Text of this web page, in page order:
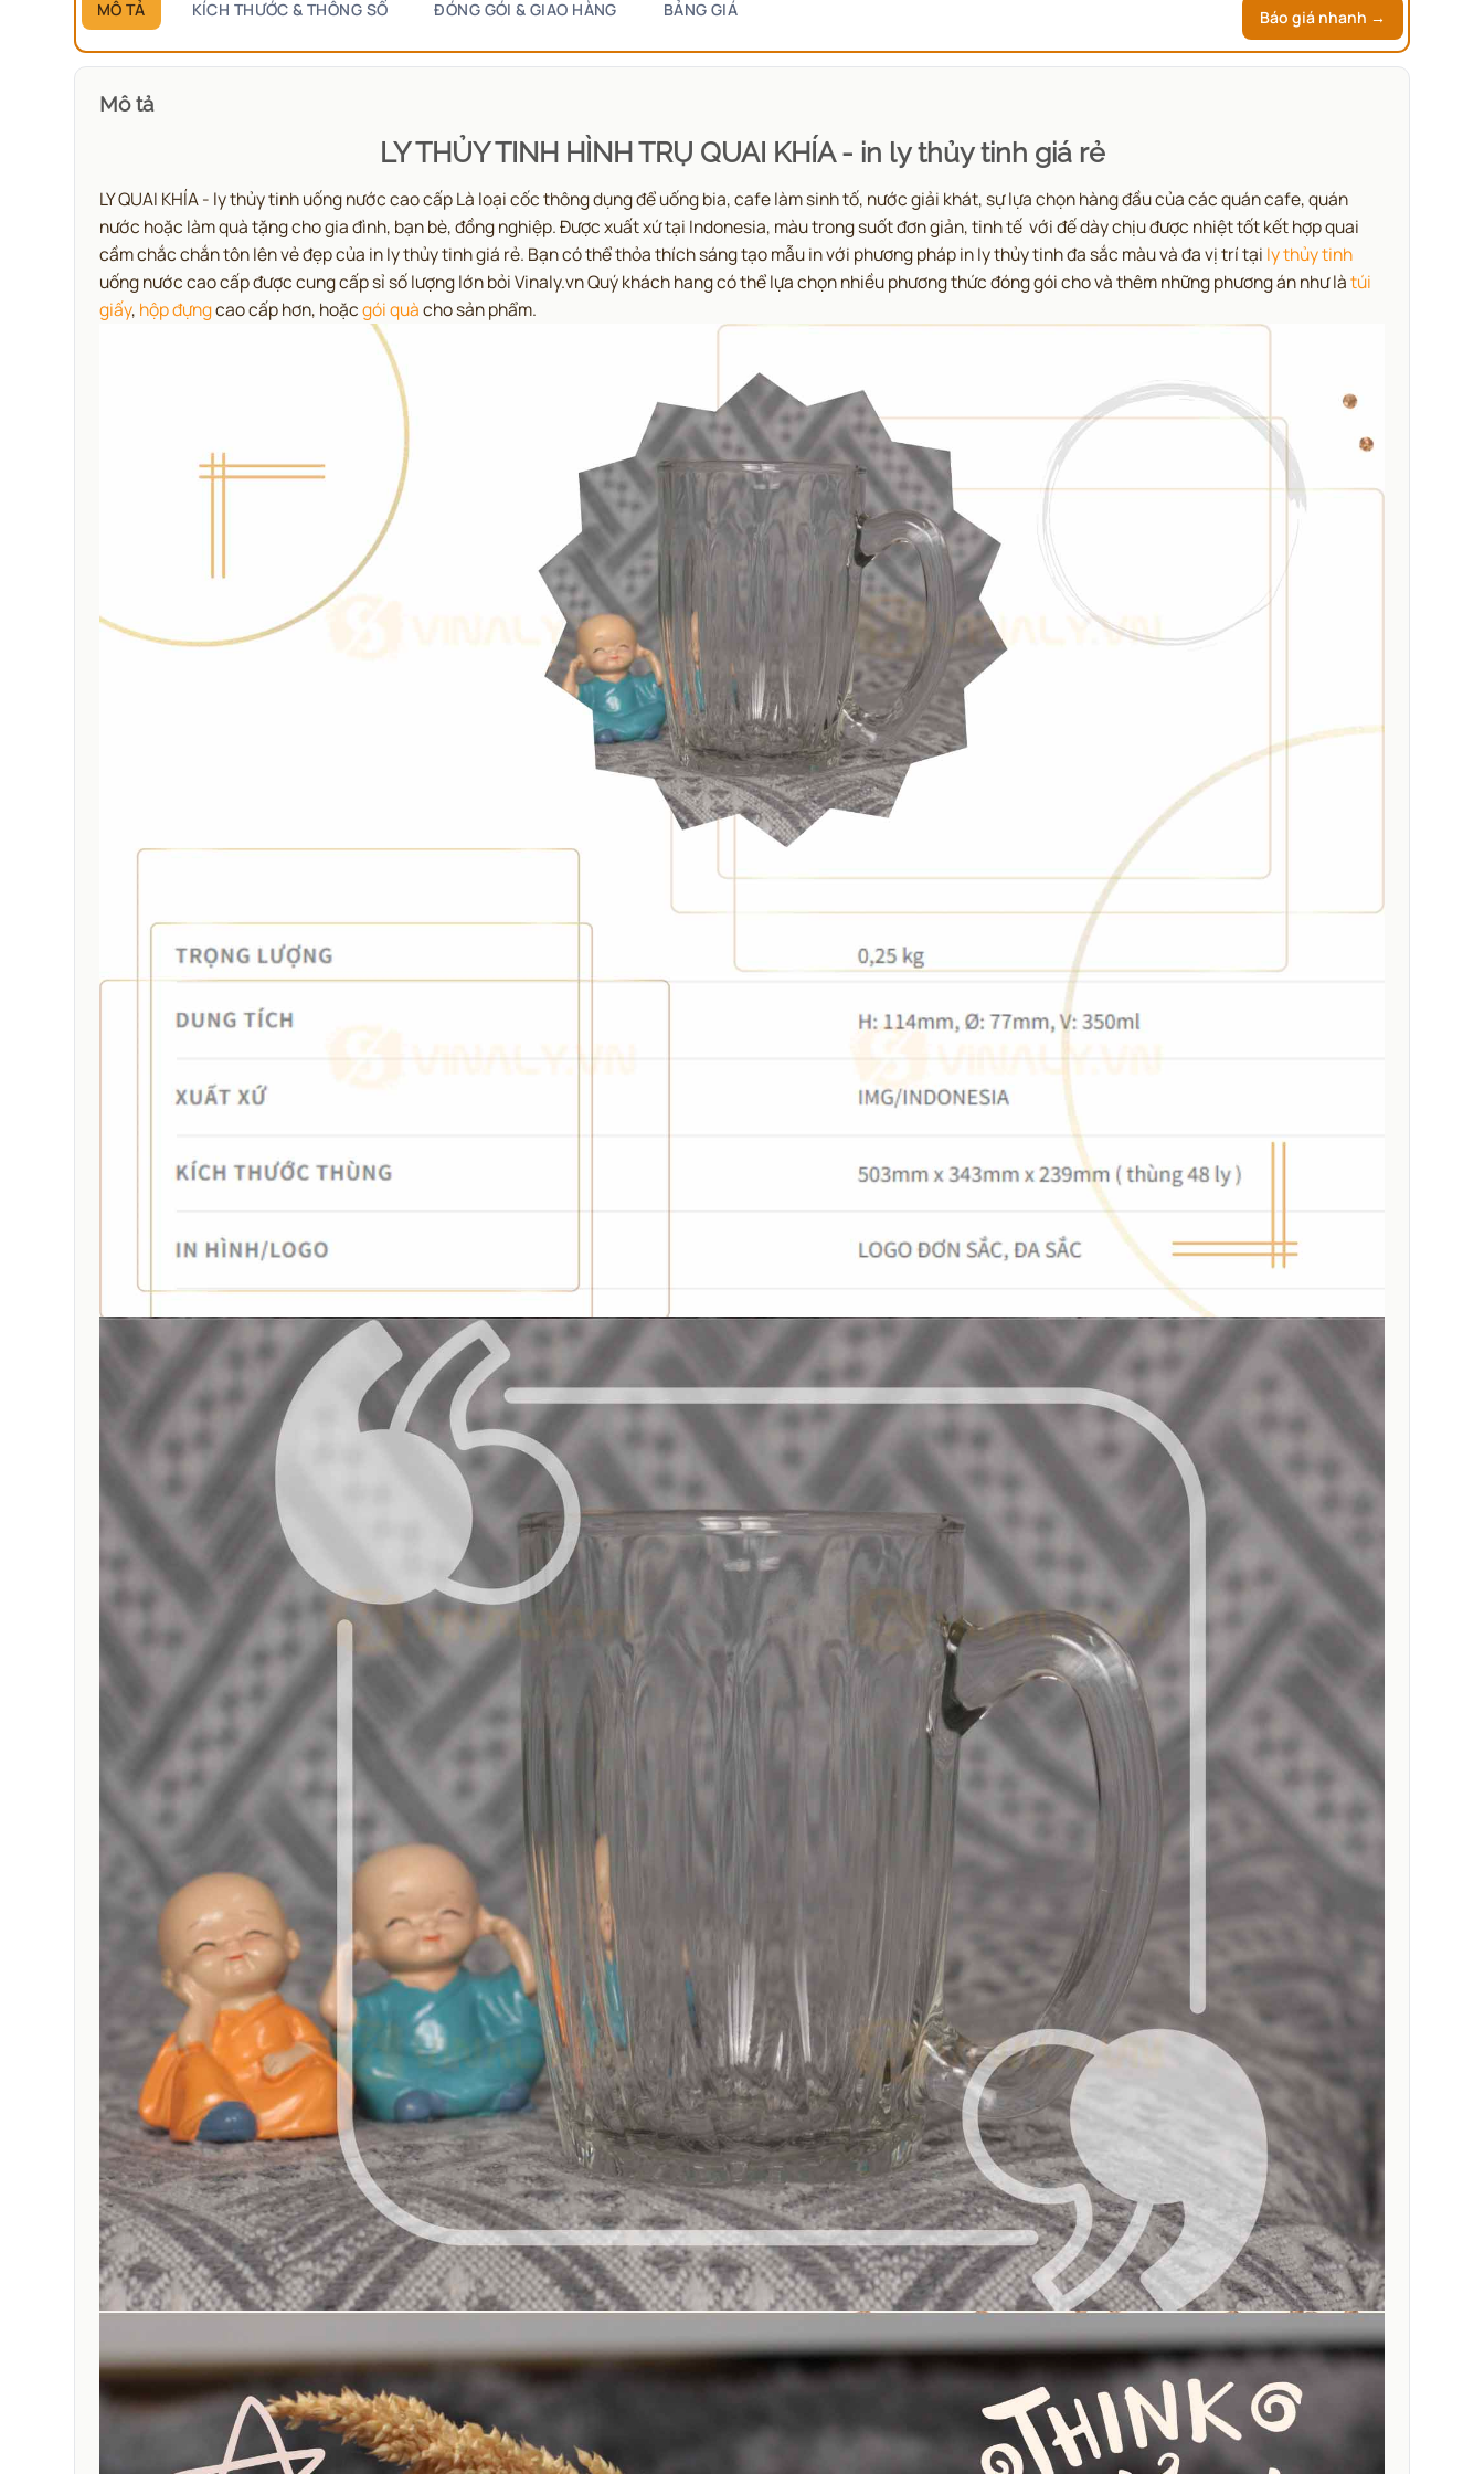
MÔ TẢ KÍCH THƯỚC & THÔNG SỐ ĐÓNG GÓI & GIAO HÀNG BẢNG GIÁ Báo giá nhanh →
Mô tả
LY THỦY TINH HÌNH TRỤ QUAI KHÍA - in ly thủy tinh giá rẻ
LY QUAI KHÍA - ly thủy tinh uống nước cao cấpLà loại cốc thông dụng để uống bia, cafe làm sinh tố, nước giải khát, sự lựa chọn hàng đầu của các quán cafe, quán
nước hoặc làm quà tặng cho gia đình, bạn bè, đồng nghiệp. Được xuất xứ tại Indonesia, màu trong suốt đơn giản, tinh tế với đế dày chịu được nhiệt tốt kết hợp quai
cầm chắc chắn tôn lên vẻ đẹp của in ly thủy tinh giá rẻ. Bạn có thể thỏa thích sáng tạo mẫu in với phương pháp in ly thủy tinh đa sắc màu và đa vị trí tại ly thủy tinh
uống nước cao cấpđược cung cấp sỉ số lượng lớn bỏi Vinaly.vn Quý khách hang có thể lựa chọn nhiều phương thức đóng gói cho và thêm những phương án như làtúi
giấy, hộp đựngcao cấp hơn, hoặcgói quàcho sản phẩm.